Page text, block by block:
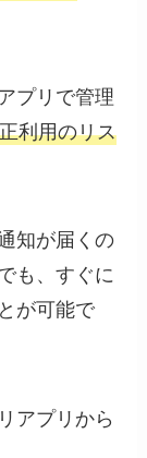
プリで管理
利用のリス
知が届くの
も、すぐに
が可能で
アプリから